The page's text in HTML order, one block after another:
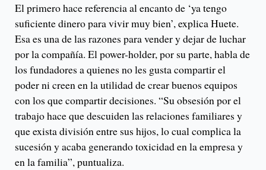
El primero hace referencia al encanto de ‘ya tengo
suficiente dinero para vivir muy bien’, explica Huete.
Esa es una de las razones para vender y dejar de luchar
por la compañía. El power-holder, por su parte, habla de
los fundadores a quienes no les gusta compartir el
poder ni creen en la utilidad de crear buenos equipos
con los que compartir decisiones. “Su obsesión por el
trabajo hace que descuiden las relaciones familiares y
que exista división entre sus hijos, lo cual complica la
sucesión y acaba generando toxicidad en la empresa y
en la familia”, puntualiza.